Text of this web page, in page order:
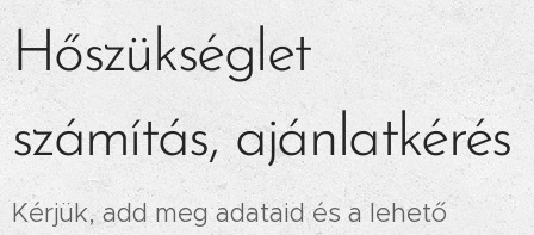
Hőszükséglet
számítás, ajánlatkérés
Kérjük, add meg adataid és a lehető